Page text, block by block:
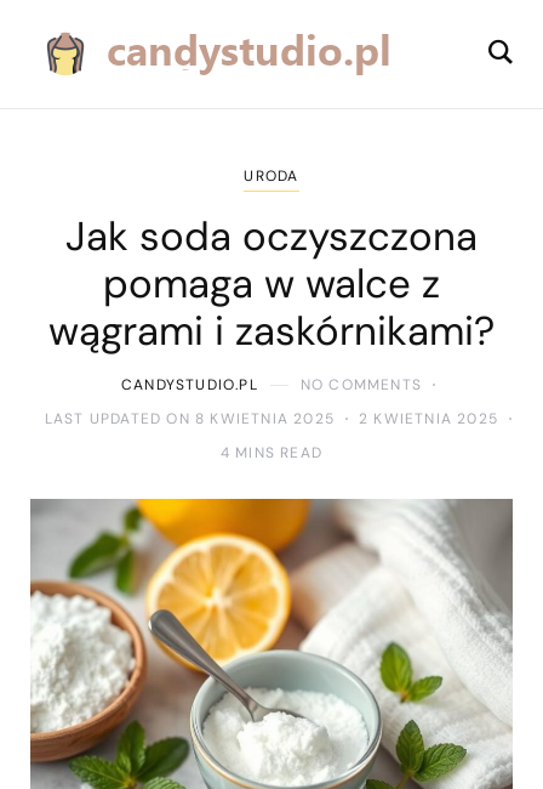
URODA
Jak soda oczyszczona
pomaga w walce z
wągrami i zaskórnikami?
CANDYSTUDIO.PL
NO COMMENTS
LAST UPDATED ON 8 KWIETNIA 2025
2 KWIETNIA 2025
4 MINS READ